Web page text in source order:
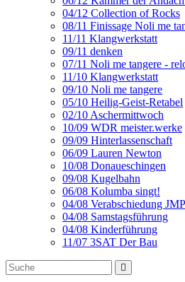
04/12 Collection of Rocks
08/11 Finissage Noli me
11/11 Klangwerkstatt
09/11 denken
07/11 Noli me tangere -
11/10 Klangwerkstatt
09/10 Noli me tangere
05/10 Heilig-Geist-Retabel
02/10 Aschermittwoch
10/09 WDR meister.werke
09/09 Hinterlassenschaft
06/09 Lauren Newton
10/08 Donaueschingen
09/08 Kugelbahn
06/08 Kolumba singt!
04/08 Verabschiedung JMP
04/08 Samstagsführung
04/08 Kinderführung
11/07 3SAT Der Bau